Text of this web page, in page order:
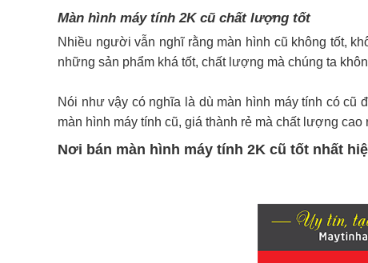
Màn hình máy tính 2K cũ chất lượng tốt
Nhiều người vẫn nghĩ rằng màn hình cũ không tốt,
những sản phẩm khá tốt, chất lượng mà chúng ta
Nói như vậy có nghĩa là dù màn hình máy tính có
màn hình máy tính cũ, giá thành rẻ mà chất lượng
Nơi bán màn hình máy tính 2K cũ tốt nhất